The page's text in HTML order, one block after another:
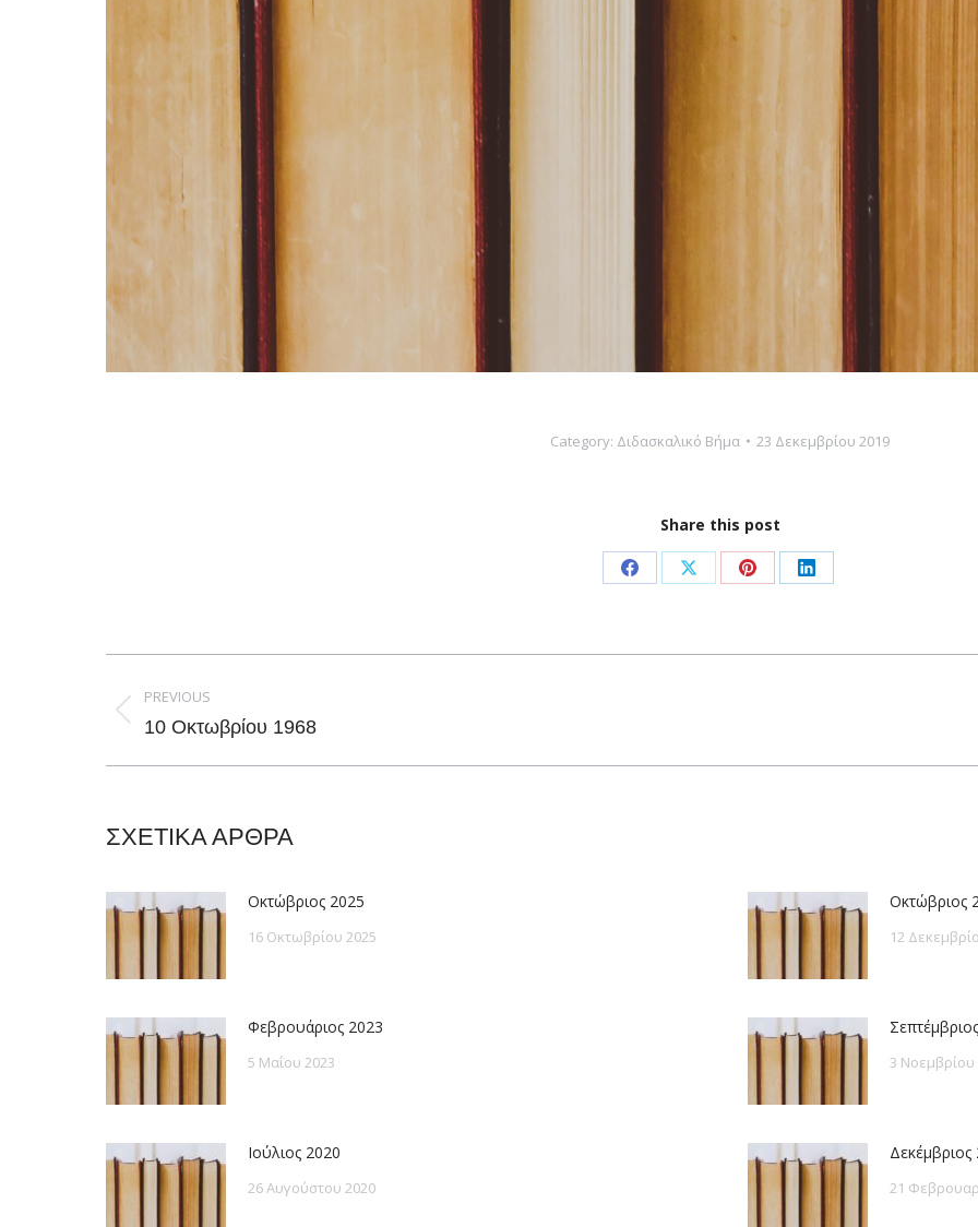
Category: Διδασκαλικό Βήμα 23 Δεκεμβρίου 2019
Share this post
Share
Facebook
Share
X
Share
Pinterest
Share
LinkedIn
navigation
PREVIOUS
Previous
10 Οκτωβρίου 1968
ΣΧΕΤΙΚΑ ΑΡΘΡΑ
Οκτώβριος 2025
16 Οκτωβρίου 2025
Οκτώβριος
12
Φεβρουάριος 2023
5 Μαΐου 2023 3 Νοεμβρίου
Ιούλιος 2020
26 Αυγούστου 2020
Δεκέμβριος
21